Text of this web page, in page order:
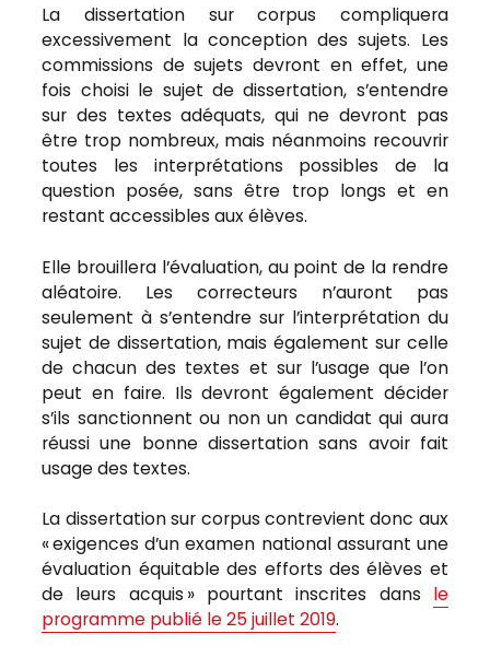
La dissertation sur corpus compliquera
excessivement la conception des sujets. Les
commissions de sujets devront en effet, une
fois choisi le sujet de dissertation, s’entendre
sur des textes adéquats, qui ne devront pas
être trop nombreux, mais néanmoins recouvrir
toutes les interprétations possibles de la
question posée, sans être trop longs et en
restant accessibles aux élèves.
Elle brouillera l’évaluation, au point de la rendre
aléatoire. Les correcteurs n’auront pas
seulement à s’entendre sur l’interprétation du
sujet de dissertation, mais également sur celle
de chacun des textes et sur l’usage que l’on
peut en faire. Ils devront également décider
s’ils sanctionnent ou non un candidat qui aura
réussi une bonne dissertation sans avoir fait
usage des textes.
La dissertation sur corpus contrevient donc aux
« exigences d’un examen national assurant une
évaluation équitable des efforts des élèves et
de leurs acquis » pourtant inscrites dans le
programme publié le 25 juillet 2019.